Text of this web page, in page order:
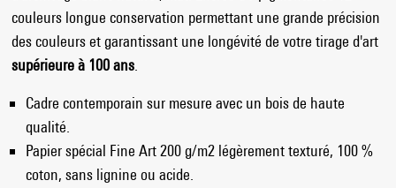
couleurs longue conservation permettant une grande précision
des couleurs et garantissant une longévité de votre tirage d'art
supérieure à 100 ans
Cadre contemporain sur mesure avec un bois de haute
qualité.
Papier spécial Fine Art 200 g/m2 légèrement texturé, 100 %
coton, sans lignine ou acide.